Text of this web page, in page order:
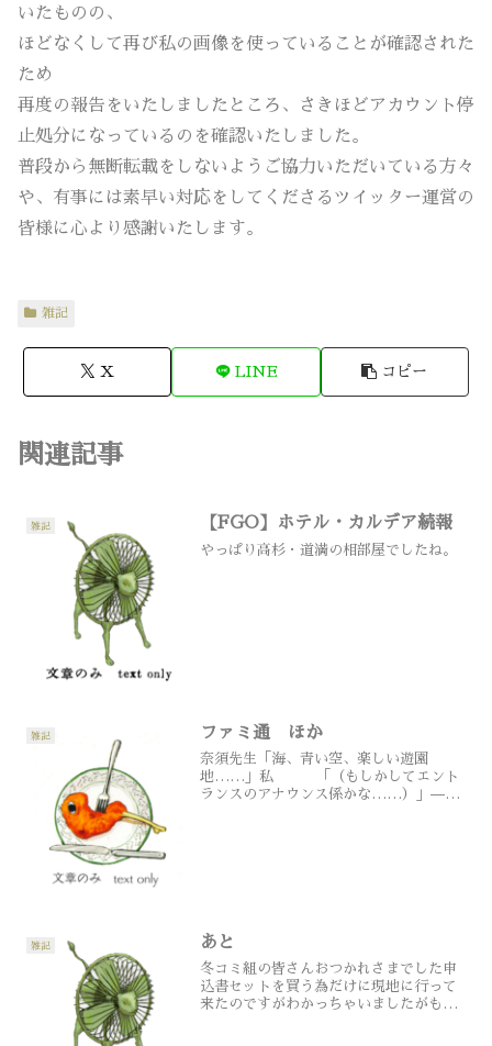
いたものの、
ほどなくして再び私の画像を使っていることが確認された
ため
再度の報告をいたしましたところ、さきほどアカウント停
止処分になっているのを確認いたしました。
普段から無断転載をしないようご協力いただいている方々
や、有事には素早い対応をしてくださるツイッター運営の
皆様に心より感謝いたします。
雑記
X LINE コピー
関連記事
雑記 【FGO】ホテル・カルデア続報
やっぱり高杉・道満の相部屋でしたね。
雑記 ファミ通 ほか
奈須先生「海、青い空、楽しい遊園
地……」私 「（もしかしてエント
ランスのアナウンス係かな……）」——-
雑記 あと
冬コミ組の皆さんおつかれさまでした申
込書セットを買う為だけに現地に行って
来たのですがわかっちゃいましたがもの